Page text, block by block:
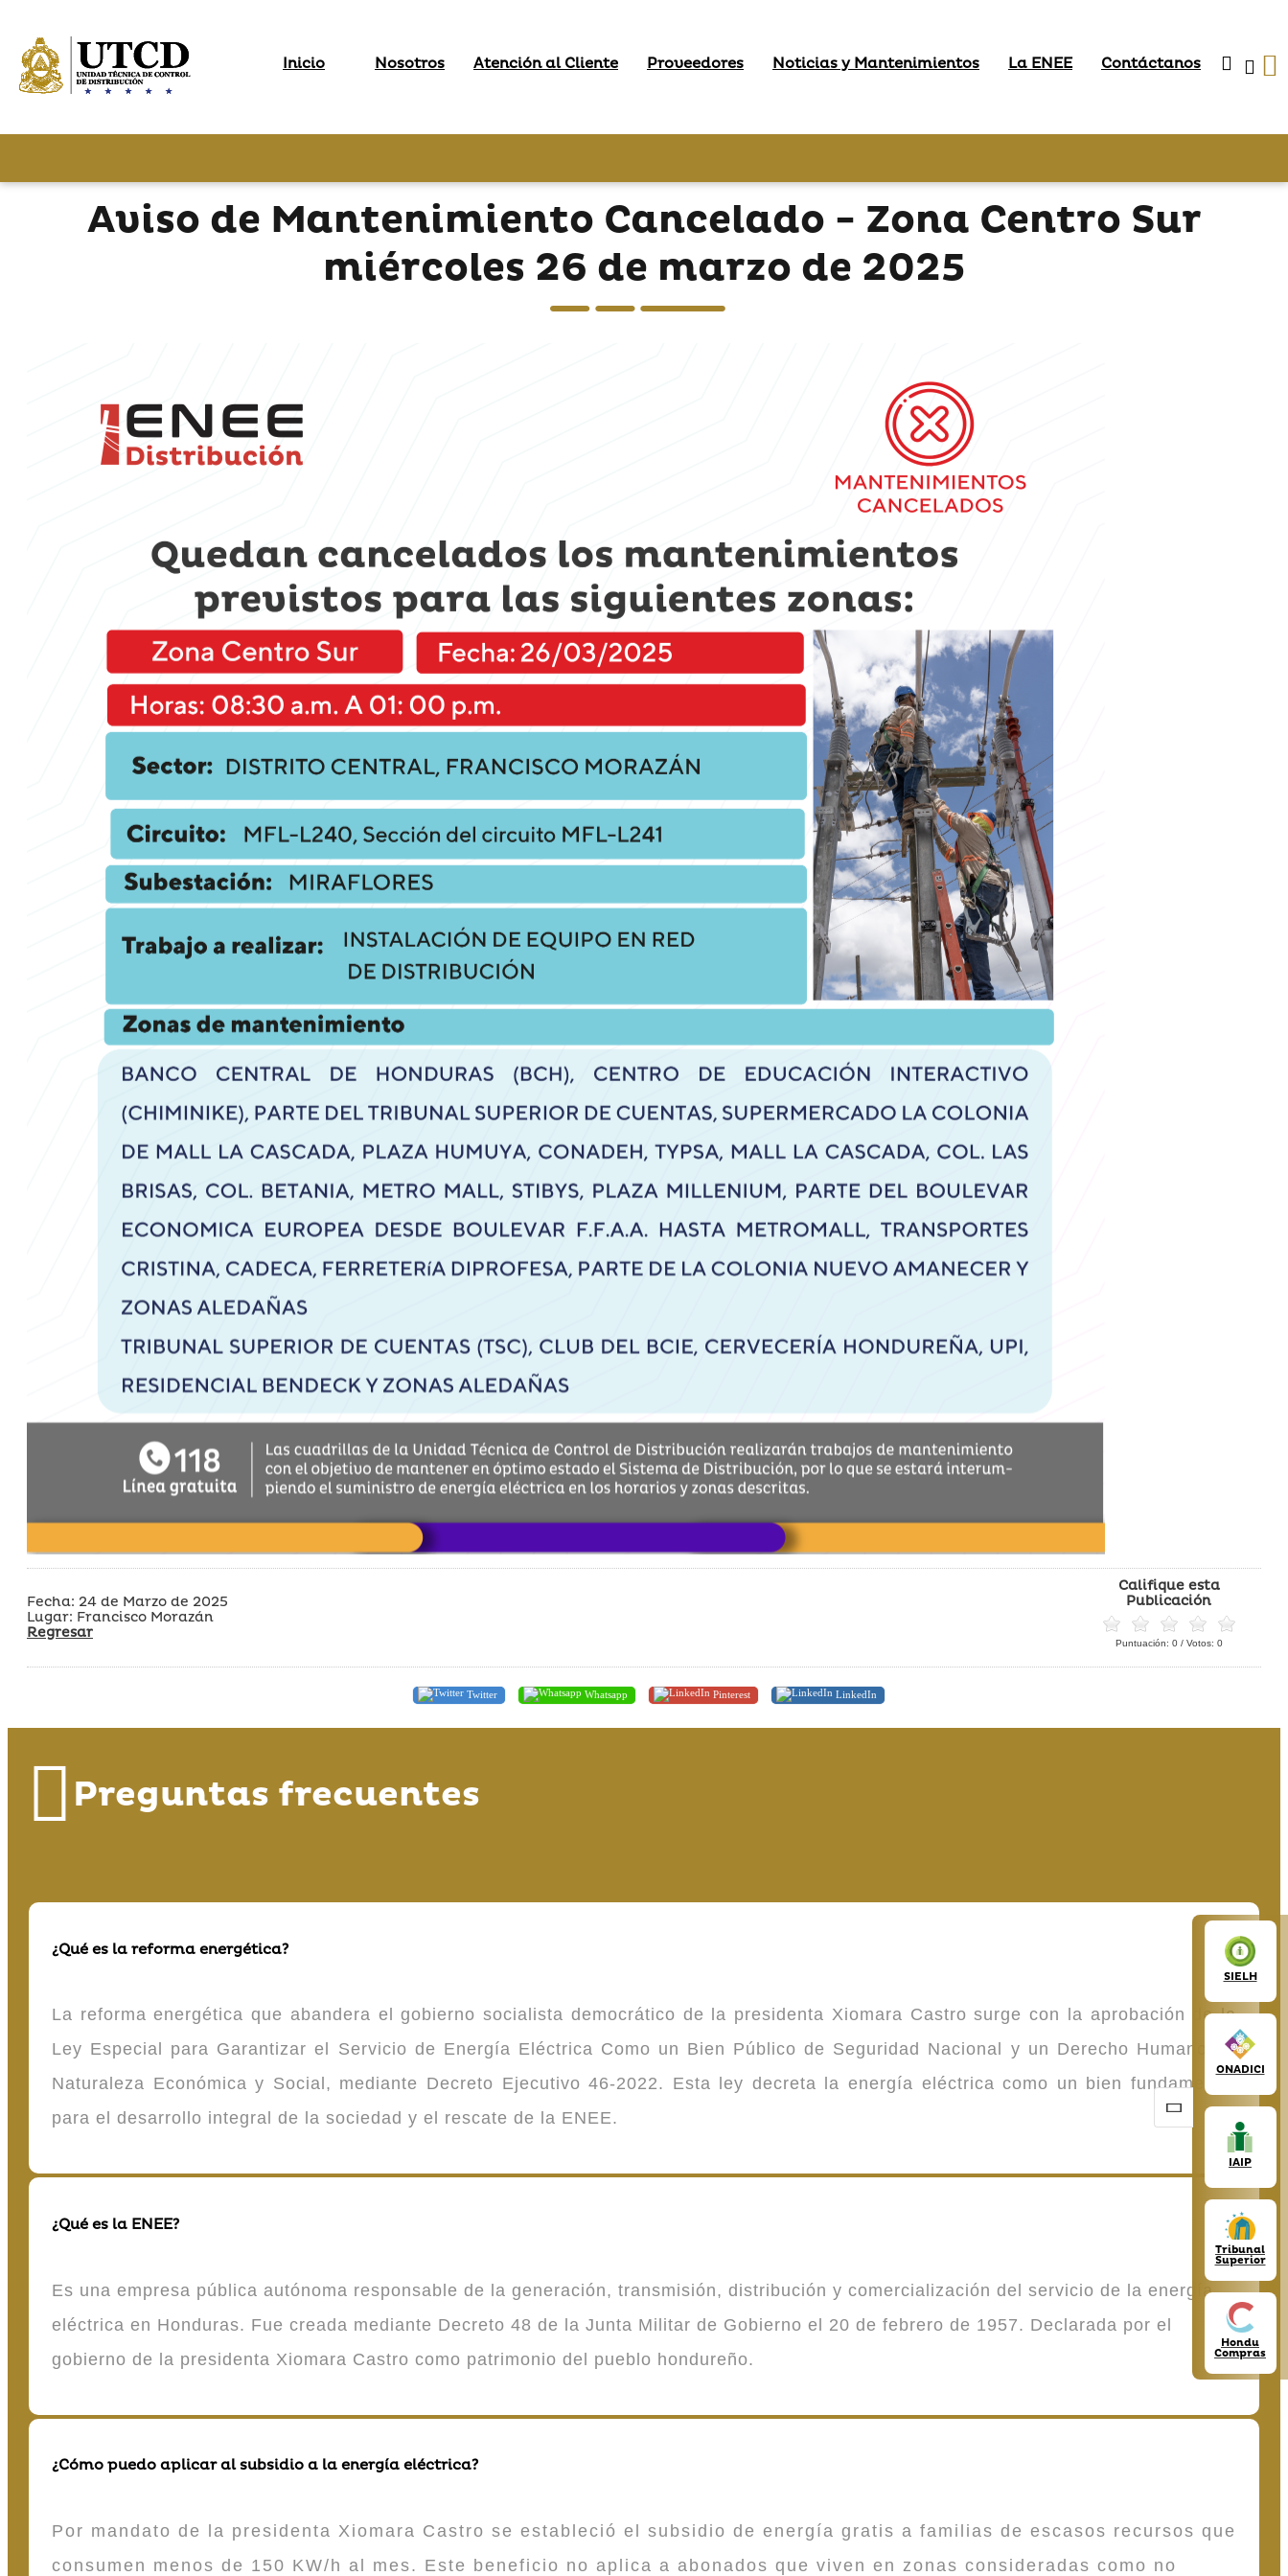
Inicio Nosotros Atención al Cliente Proveedores Noticias y Mantenimientos La ENEE Contáctanos
SIELH
ONADICI
IAIP
Tribunal
Superior
Hondu
Compras
Aviso de Mantenimiento Cancelado - Zona Centro Sur
miércoles 26 de marzo de 2025
Fecha: 24 de Marzo de 2025
Lugar: Francisco Morazán
Regresar
Califique esta
Publicación
Puntuación: 0/ Votos: 0
Twitter Whatsapp Pinterest LinkedIn
Preguntas frecuentes
¿Qué es la reforma energética?
La reforma energética que abandera el gobierno socialista democrático de la presidenta Xiomara Castro surge con la aprobación de la
Ley Especial para Garantizar el Servicio de Energía Eléctrica Como un Bien Público de Seguridad Nacional y un Derecho Humano de
Naturaleza Económica y Social, mediante Decreto Ejecutivo 46-2022. Esta ley decreta la energía eléctrica como un bien fundamental
para el desarrollo integral de la sociedad y el rescate de la ENEE.
¿Qué es la ENEE?
Es una empresa pública autónoma responsable de la generación, transmisión, distribución y comercialización del servicio de la energía
eléctrica en Honduras. Fue creada mediante Decreto 48 de la Junta Militar de Gobierno el 20 de febrero de 1957. Declarada por el
gobierno de la presidenta Xiomara Castro como patrimonio del pueblo hondureño.
¿Cómo puedo aplicar al subsidio a la energía eléctrica?
Por mandato de la presidenta Xiomara Castro se estableció el subsidio de energía gratis a familias de escasos recursos que
consumen menos de 150 KW/h al mes. Este beneficio no aplica a abonados que viven en zonas consideradas como no